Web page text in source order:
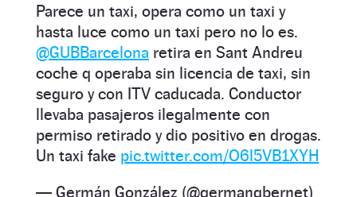
Parece un taxi, opera como un taxi y
hasta luce como un taxi pero no lo es.
@GUBBarcelona retira en Sant Andreu
coche q operaba sin licencia de taxi, sin
seguro y con ITV caducada. Conductor
llevaba pasajeros ilegalmente con
permiso retirado y dio positivo en drogas.
Un taxi fake pic.twitter.com/O6l5VB1XYH
— Germán González (@germangbernet)